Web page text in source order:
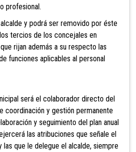
profesional.
y podrá ser removido por éste
tercios de los concejales en
rijan además a su respecto las
funciones aplicables al personal
será el colaborador directo del
coordinación y gestión permanente
y seguimiento del plan anual
las atribuciones que señale el
las que le delegue el alcalde, siempre